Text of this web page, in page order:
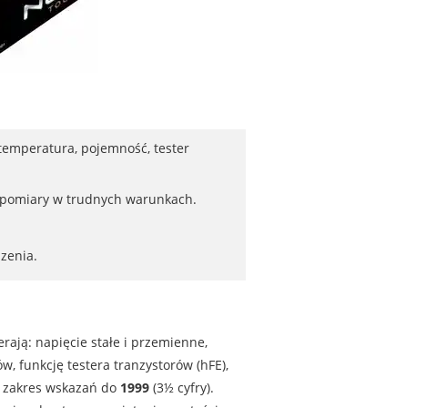
pojemność, tester
w trudnych warunkach.
napięcie stałe i przemienne,
funkcję testera tranzystorów (hFE),
wskazań do 1999(3½ cyfry).